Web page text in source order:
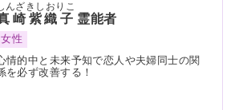
崎紫織子
んざきしおりこ
霊能者
女性
情的中と未来予知で恋人や夫婦同士の関
を必ず改善する！